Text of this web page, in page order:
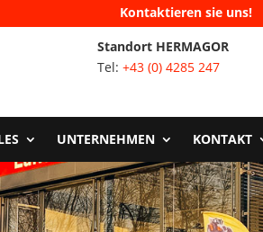
Kontaktieren sie uns!
Standort HERMAGOR
Tel:+43 (0) 4285 247
UNTERNEHMEN KONTAKT